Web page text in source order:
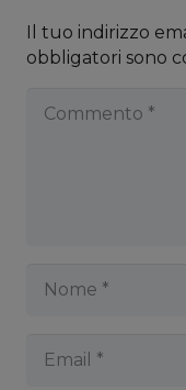
Il tuo indirizzo
obbligatori sono